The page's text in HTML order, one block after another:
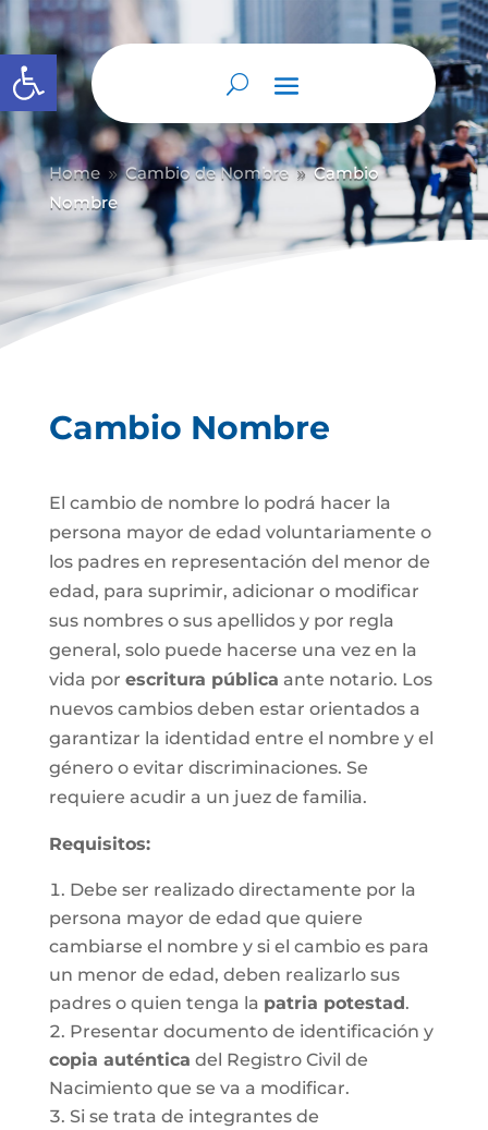
Abrir barra de herramientas
Home 9 Cambio de Nombre 9 Cambio
Nombre
Cambio Nombre
El cambio de nombre lo podrá hacer la
persona mayor de edad voluntariamente o
los padres en representación del menor de
edad, para suprimir, adicionar o modificar
sus nombres o sus apellidos y por regla
general, solo puede hacerse una vez en la
vida por escritura pública ante notario. Los
nuevos cambios deben estar orientados a
garantizar la identidad entre el nombre y el
género o evitar discriminaciones. Se
requiere acudir a un juez de familia.
Requisitos:
Debe ser realizado directamente por la
persona mayor de edad que quiere
cambiarse el nombre y si el cambio es para
un menor de edad, deben realizarlo sus
padres o quien tenga la patria potestad.
Presentar documento de identificación y
copia auténtica del Registro Civil de
Nacimiento que se va a modificar.
Si se trata de integrantes de